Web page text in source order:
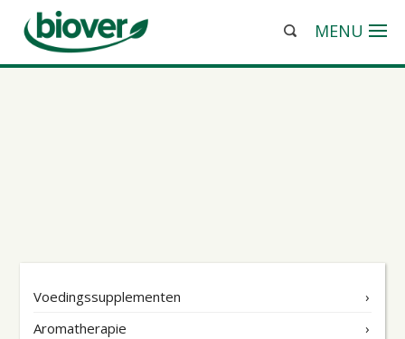
MENU
Voedingssupplementen
Aromatherapie